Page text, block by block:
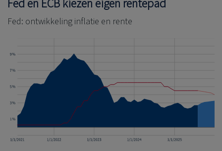
Fed en ECB kiezen eigen rentepad
Fed: ontwikkeling inflatie en rente